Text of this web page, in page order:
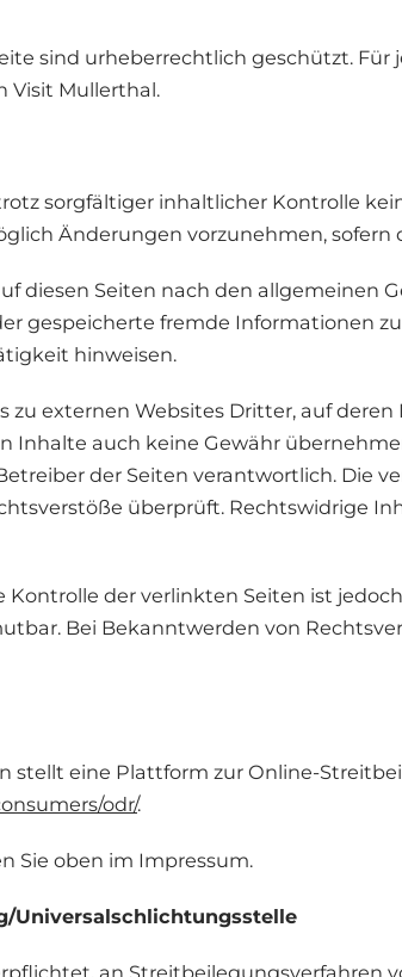
sind urheberrechtlich geschützt. Für
Visit Mullerthal.
sorgfältiger inhaltlicher Kontrolle
Änderungen vorzunehmen, sofern
diesen Seiten nach den allgemeinen
gespeicherte fremde Informationen
hinweisen.
zu externen Websites Dritter, auf
Inhalte auch keine Gewähr
der Seiten verantwortlich. Die
überprüft. Rechtswidrige
Kontrolle der verlinkten Seiten ist
Bei Bekanntwerden von
stellt eine Plattform zur Online-
odr/.
Sie oben im Impressum.
Universalschlichtungsstelle
an Streitbeilegungsverfahren